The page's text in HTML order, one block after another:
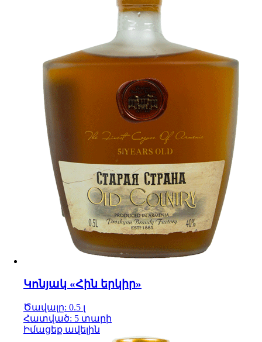
Կոնյակ «Հին երկիր»
Ծավալը: 0.5 լ
Հատված: 5 տարի
Իմացեք ավելին